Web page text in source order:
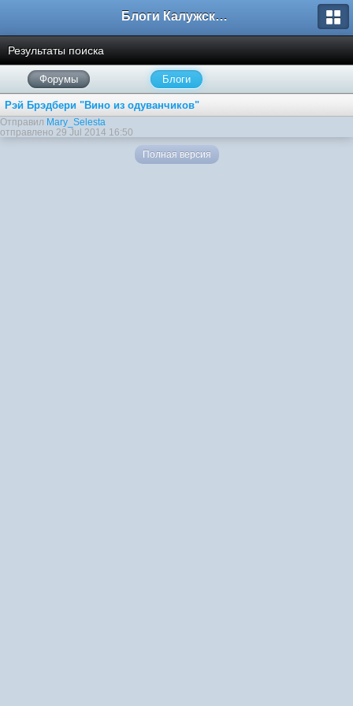
Блоги Калужского перекрестка
Результаты поиска
Форумы Блоги
Рэй Брэдбери "Вино из одуванчиков"
Отправил Mary_Selesta
отправлено 29 Jul 2014 16:50
Полная версия